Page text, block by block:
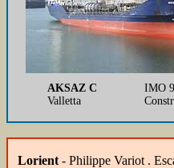
AKSAZ C
Valletta
IMO
Lorient - Philippe Variot .